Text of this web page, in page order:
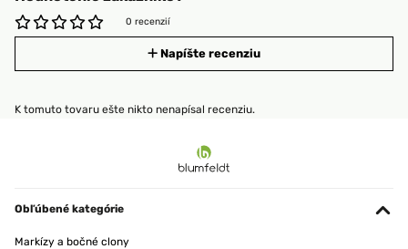
0 recenzií
Napíšte recenziu
K tomuto tovaru ešte nikto nenapísal recenziu.
Obľúbené kategórie
Markízy a bočné clony